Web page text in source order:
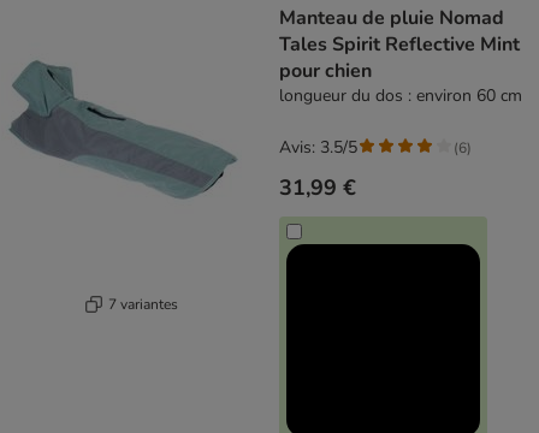
7 variantes
Manteau de pluie Nomad
Tales Spirit Reflective Mint
pour chien
longueur du dos : environ 60 cm
31,99 €
Avis: 3.5/5 (6)